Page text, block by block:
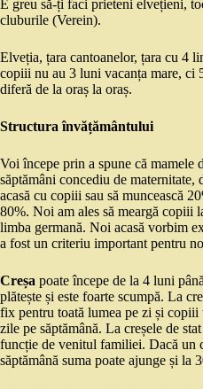
E greu să-ți faci prieteni elvețieni,
cluburile (Verein).
Elveția, țara cantoanelor, țara cu 4
copiii nu au 3 luni vacanța mare, ci
diferă de la oraș la oraș.
Structura învățământului
Voi începe prin a spune că mamele
săptămâni concediu de maternitate,
acasă cu copiii sau să muncească
80%. Noi am ales să meargă copiii
limba germană. Noi acasă vorbim
a fost un criteriu important pentru
Creșa poate începe de la 4 luni
plătește și este foarte scumpă. La
fix pentru toată lumea pe zi și copiii
zile pe săptămână. La creșele de
funcție de venitul familiei. Dacă un
săptămână suma poate ajunge și la